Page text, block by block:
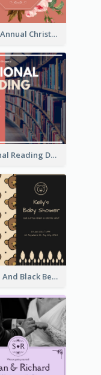
Floral Annual Christmas Concert Invitation
National Reading Day Invitation
Brown And Black Bear Cartoon Baby Shower Invitation